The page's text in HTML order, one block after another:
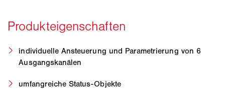
individuelle Ansteuerung und Parametrierung von 6
Ausgangskanälen
umfangreiche Status-Objekte